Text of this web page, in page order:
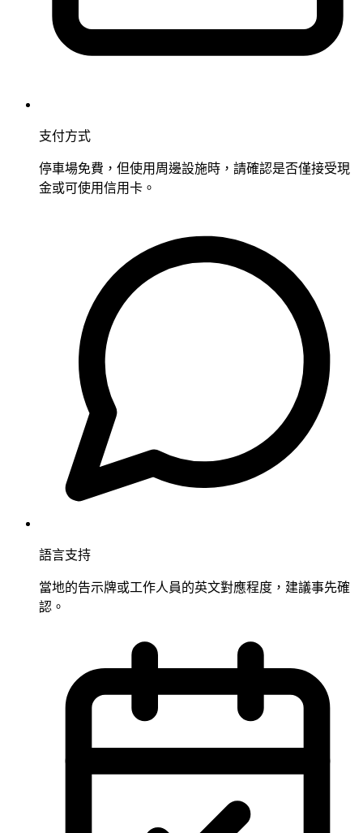
支付方式
停車場免費，但使用周邊設施時，請確認是否僅接受現
金或可使用信用卡。
語言支持
當地的告示牌或工作人員的英文對應程度，建議事先確
認。